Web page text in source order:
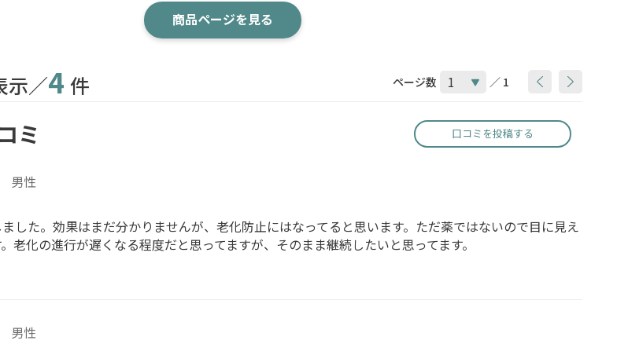
商品ページを見る
示／4 件 ページ数 ／ 1
ミ 口コミを投稿する
男性
した。効果はまだ分かりませんが、老化防止にはなってると思います。ただ薬ではないので目に見え
老化の進行が遅くなる程度だと思ってますが、そのまま継続したいと思ってます。
男性